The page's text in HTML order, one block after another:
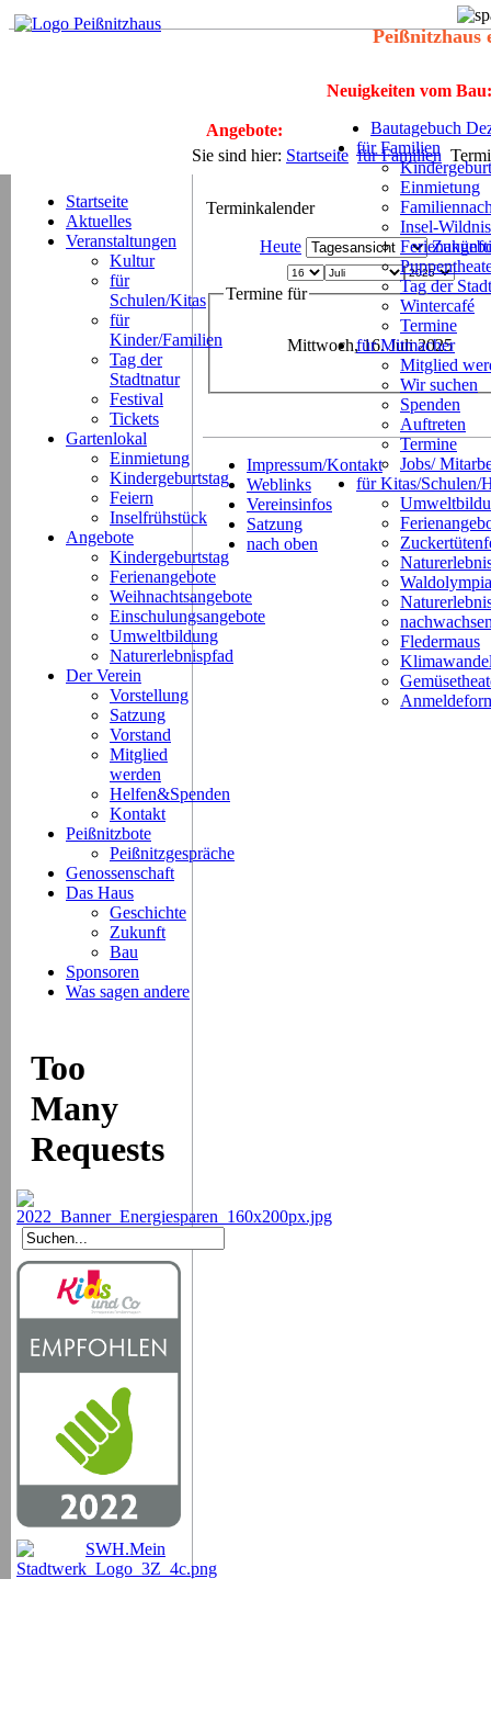
Peißnitzhaus
Neuigkeiten vom Bau:
Bautagebuch
für Familien
Einmietung
Insel-
Tag der
Wintercafé
Termine
für Mitmacher
Mitglied
Wir suchen
Spenden
Auftreten
Termine
Jobs/
für Kitas/Schulen/
Fledermaus
Angebote:
Sie sind hier: Startseite für Familien
Startseite
Aktuelles
Veranstaltungen
Kultur
für
Schulen/Kitas
für
Kinder/Familien
Tag der
Stadtnatur
Festival
Tickets
Gartenlokal
Einmietung
Kindergeburtstag
Feiern
Inselfrühstück
Angebote
Kindergeburtstag
Ferienangebote
Weihnachtsangebote
Einschulungsangebote
Umweltbildung
Naturerlebnispfad
Der Verein
Vorstellung
Satzung
Vorstand
Mitglied
werden
Helfen&Spenden
Kontakt
Peißnitzbote
Peißnitzgespräche
Genossenschaft
Das Haus
Geschichte
Zukunft
Bau
Sponsoren
Was sagen andere
Terminkalender
Heute
Termine für
Mittwoch, 16. Juli 2025
Impressum/Kontakt
Weblinks
Vereinsinfos
Satzung
nach oben